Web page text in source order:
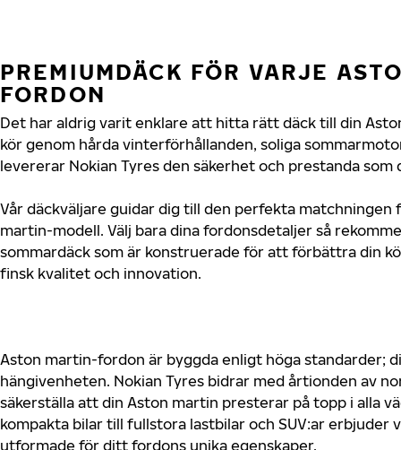
PREMIUMDÄCK FÖR VARJE
FORDON
Det har aldrig varit enklare att hitta rätt däck till din
kör genom hårda vinterförhållanden, soliga
levererar Nokian Tyres den säkerhet och prestanda
Vår däckväljare guidar dig till den perfekta matchningen
martin-modell. Välj bara dina fordonsdetaljer så
sommardäck som är konstruerade för att förbättra din
finsk kvalitet och innovation.
Aston martin-fordon är byggda enligt höga standarder;
hängivenheten. Nokian Tyres bidrar med årtionden av
säkerställa att din Aston martin presterar på topp i alla
kompakta bilar till fullstora lastbilar och SUV:ar erbjuder
utformade för ditt fordons unika egenskaper.